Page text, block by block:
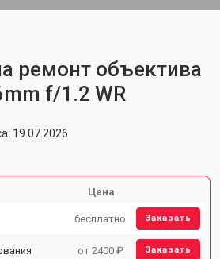
ремонт объектива
f/1.2 WR
19.07.2026
Цена
бесплатно Заказать
от 2400 ₽ Заказать